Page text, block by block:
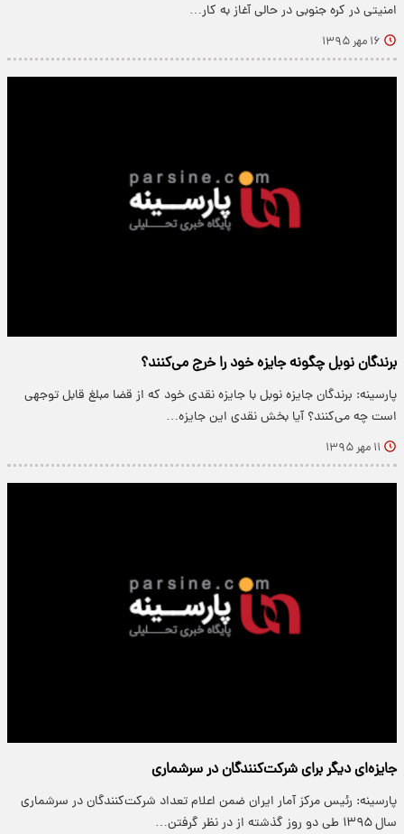
امنیتی در کره جنوبی در حالی آغاز به کار…
۱۶ مهر ۱۳۹۵
برندگان نوبل چگونه جایزه خود را خرج می‌کنند؟
پارسینه: برندگان جایزه نوبل با جایزه نقدی خود که از قضا مبلغ قابل توجهی
است چه می‌کنند؟ آیا بخش نقدی این جایزه…
۱۱ مهر ۱۳۹۵
جایزه‌ای دیگر برای شرکت‌کنندگان در سرشماری
پارسینه: رئیس مرکز آمار ایران ضمن اعلام تعداد شرکت‌کنندگان در سرشماری
سال ۱۳۹۵ طی دو روز گذشته از در نظر گرفتن…